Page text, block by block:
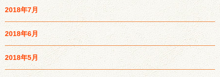
2018年7月
2018年6月
2018年5月